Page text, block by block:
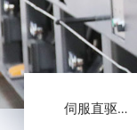
伺服直驱拉丝机